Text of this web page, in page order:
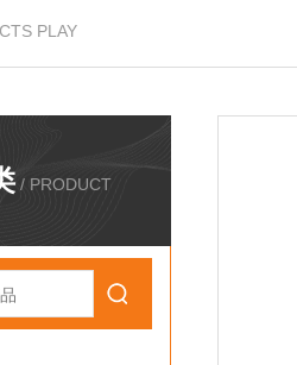
PLAY
/ PRODUCT